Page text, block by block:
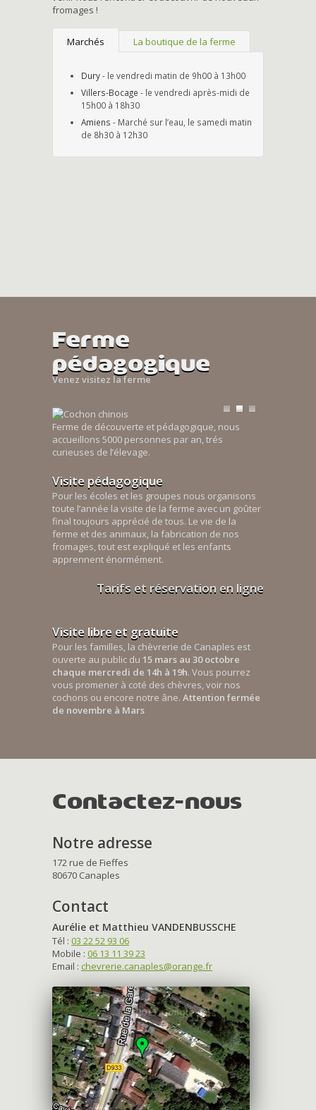
fromages !
Marchés La boutique de la ferme
Dury- le vendredi matin de 9h00 à 13h00
Villers-Bocage - le vendredi après-midi de
15h00 à 18h30
Amiens - Marché sur l’eau, le samedi matin
de 8h30 à 12h30
Ferme
pédagogique
Venez visitez la ferme
Ferme de découverte et pédagogique, nous
accueillons 5000 personnes par an, trés
curieuses de l’élevage.
Visite pédagogique
Pour les écoles et les groupes nous organisons
toute l’année la visite de la ferme avec un goûter
final toujours apprécié de tous. Le vie de la
ferme et des animaux, la fabrication de nos
fromages, tout est expliqué et les enfants
apprennent énormément.
Tarifs et réservation en ligne
Visite libre et gratuite
Pour les familles, la chèvrerie de Canaples est
ouverte au public du 15 mars au 30 octobre
chaque mercredi de 14h à 19h. Vous pourrez
vous promener à coté des chèvres, voir nos
cochons ou encore notre âne. Attention fermée
de novembre à Mars
Contactez-nous
Notre adresse
172 rue de Fieffes
80670 Canaples
Contact
Aurélie et Matthieu VANDENBUSSCHE
Tél : 03 22 52 93 06
Mobile : 06 13 11 39 23
Email : chevrerie.canaples@orange.fr